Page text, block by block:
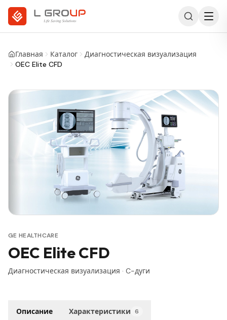
Главная Каталог
Диагностическая визуализация
OEC Elite CFD
GE HEALTHCARE
OEC Elite CFD
Диагностическая визуализация · C-дуги
Описание Характеристики 6